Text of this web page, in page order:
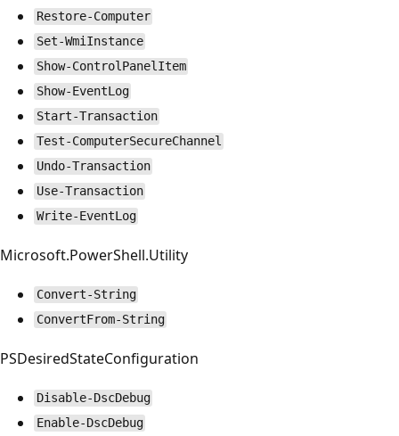
Restore-Computer
Set-WmiInstance
Show-ControlPanelItem
Show-EventLog
Start-Transaction
Test-ComputerSecureChannel
Undo-Transaction
Use-Transaction
Write-EventLog
Microsoft.PowerShell.Utility
Convert-String
ConvertFrom-String
PSDesiredStateConfiguration
Disable-DscDebug
Enable-DscDebug